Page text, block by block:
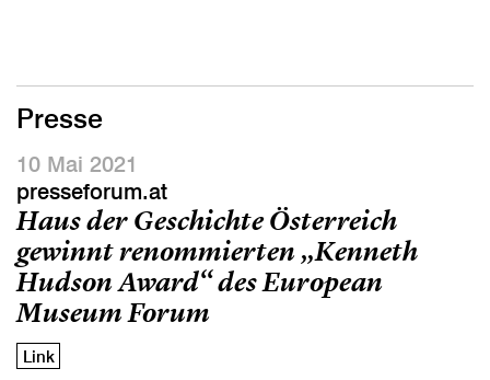
Presse
10 Mai 2021
presseforum.at
Haus der Geschichte Österreich
gewinnt renommierten „Kenneth
Hudson Award“ des European
Museum Forum
Link